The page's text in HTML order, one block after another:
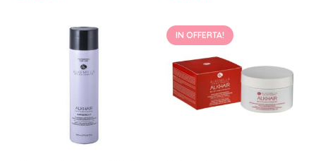
IN OFFERTA!